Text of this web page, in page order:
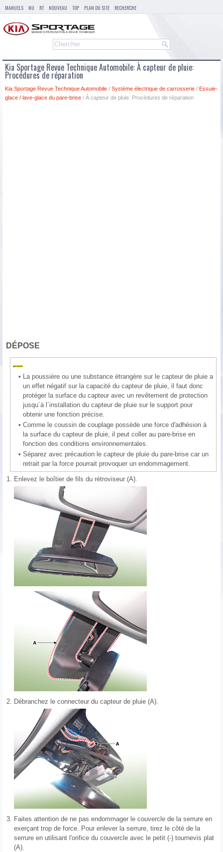
MANUELS NU RT NOUVEAU TOP PLAN DU SITE RECHERCHE
Kia Sportage Revue Technique Automobile: À capteur de pluie:
Procédures de réparation
Kia Sportage Revue Technique Automobile / Système électrique de carrosserie / Essuie-
glace / lave-glace du pare-brise / À capteur de pluie: Procédures de réparation
DÉPOSE
• La poussière ou une substance étrangère sur le capteur de pluie a
un effet négatif sur la capacité du capteur de pluie, il faut donc
protéger la surface du capteur avec un revêtement de protection
jusqu´à l´installation du capteur de pluie sur le support pour
obtenir une fonction précise.
• Comme le coussin de couplage possède une force d'adhésion à
la surface du capteur de pluie, il peut coller au pare-brise en
fonction des conditions environnementales.
• Séparez avec précaution le capteur de pluie du pare-brise car un
retrait par la force pourrait provoquer un endommagement.
1. Enlevez le boîtier de fils du rétroviseur (A).
2. Débranchez le connecteur du capteur de pluie (A).
3. Faites attention de ne pas endommager le couvercle de la serrure en
exerçant trop de force. Pour enlever la serrure, tirez le côté de la
serrure en utilisant l'orifice du couvercle avec le petit (-) tournevis plat
(A).